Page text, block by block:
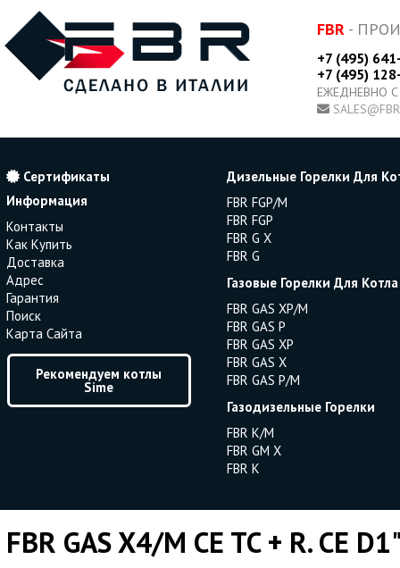
FBR -
+7 (495)
+7 (495)
ЕЖЕДНЕВНО
Сертификаты
Информация
Контакты
Как Купить
Доставка
Адрес
Гарантия
Поиск
Карта Сайта
Рекомендуем котлы
Sime
Дизельные Горелки Для
FBR FGP/M
FBR FGP
FBR G X
FBR G
Газовые Горелки Для Котла
FBR GAS XP/M
FBR GAS P
FBR GAS XP
FBR GAS X
FBR GAS P/M
Газодизельные Горелки
FBR K/M
FBR GM X
FBR K
FBR GAS X4/M CE TC + R. CE